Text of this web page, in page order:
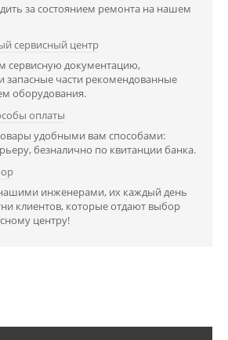
за состоянием ремонта на нашем
сервисный центр
сервисную документацию,
запасные части рекомендованные
оборудования.
оплаты
удобными вам способами:
безналично по квитанции банка.
инженерами, их каждый день
клиентов, которые отдают выбор
центру!